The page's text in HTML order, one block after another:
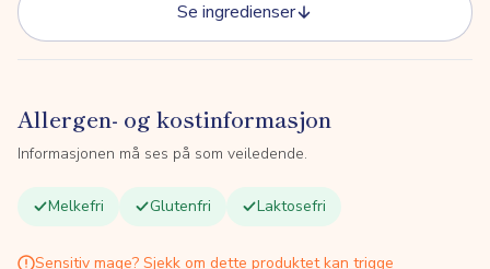
Se ingredienser
Allergen- og kostinformasjon
Informasjonen må ses på som veiledende.
Melkefri Glutenfri Laktosefri
Sensitiv mage? Sjekk om dette produktet kan trigge